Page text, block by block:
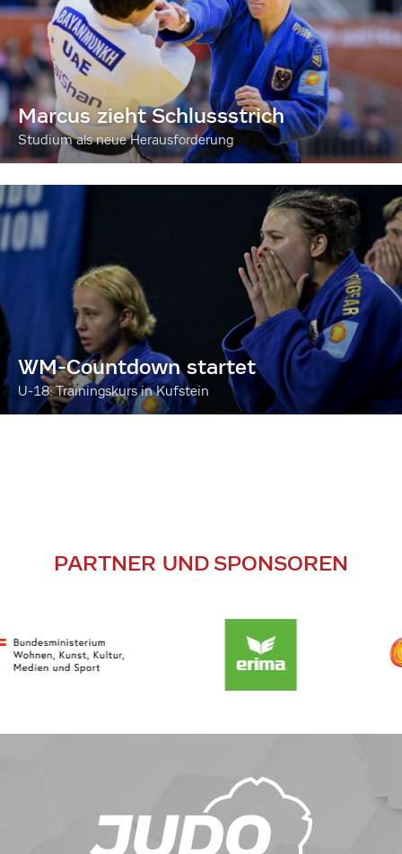
Marcus zieht Schlussstrich
Studium als neue Herausforderung
WM-Countdown startet
U-18: Trainingskurs in Kufstein
PARTNER UND SPONSOREN